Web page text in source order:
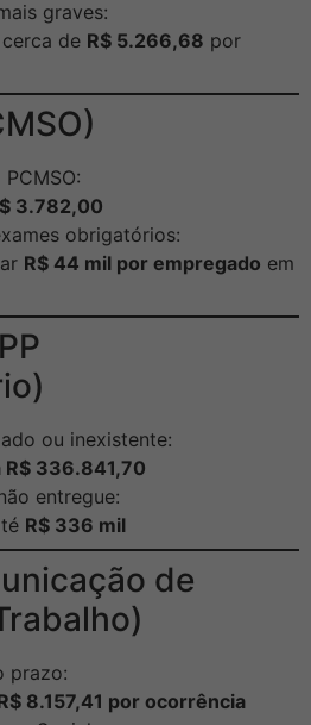
graves:
de R$ 5.266,68 por
3.782,00
obrigatórios:
R$ 44 mil por empregado em
ou inexistente:
336.841,70
entregue:
R$ 336 mil
de
prazo:
8.157,41 por ocorrência